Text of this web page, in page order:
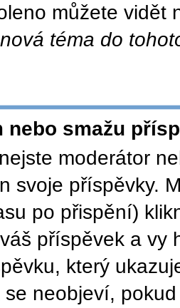
můžete vidět
téma do
nebo smažu
moderátor
svoje příspěvky.
po přispění)
příspěvek a vy
který
se neobjeví,